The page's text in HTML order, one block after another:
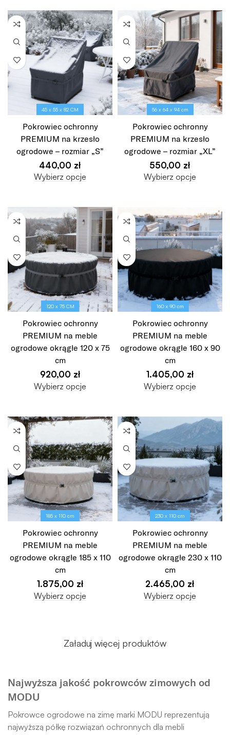
45 x 55 x 82 CM
Pokrowiec ochronny
PREMIUM na krzesło
ogrodowe – rozmiar „S”
440,00 zł
Wybierz opcje
56 x 64 x 94 cm
Pokrowiec ochronny
PREMIUM na krzesło
ogrodowe – rozmiar „XL”
550,00 zł
Wybierz opcje
120 x 75 CM
Pokrowiec ochronny
PREMIUM na meble
ogrodowe okrągłe 120 x 75
cm
920,00 zł
Wybierz opcje
160 x 90 cm
Pokrowiec ochronny
PREMIUM na meble
ogrodowe okrągłe 160 x 90
cm
1.405,00 zł
Wybierz opcje
185 x 110 cm
Pokrowiec ochronny
PREMIUM na meble
ogrodowe okrągłe 185 x 110
cm
1.875,00 zł
Wybierz opcje
230 x 110 cm
Pokrowiec ochronny
PREMIUM na meble
ogrodowe okrągłe 230 x 110
cm
2.465,00 zł
Wybierz opcje
Załaduj więcej produktów
Najwyższa jakość pokrowców zimowych od
MODU
Pokrowce ogrodowe na zimę marki MODU reprezentują
najwyższą półkę rozwiązań ochronnych dla mebli